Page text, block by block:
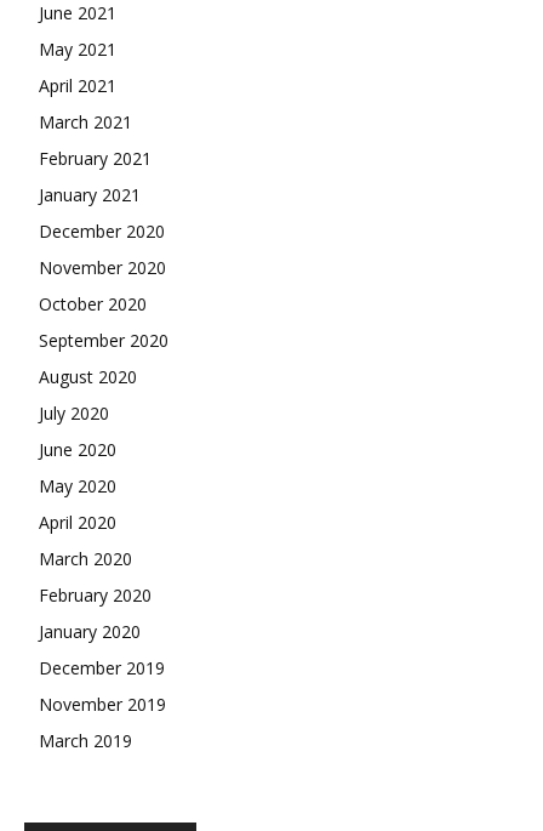
June 2021
May 2021
April 2021
March 2021
February 2021
January 2021
December 2020
November 2020
October 2020
September 2020
August 2020
July 2020
June 2020
May 2020
April 2020
March 2020
February 2020
January 2020
December 2019
November 2019
March 2019